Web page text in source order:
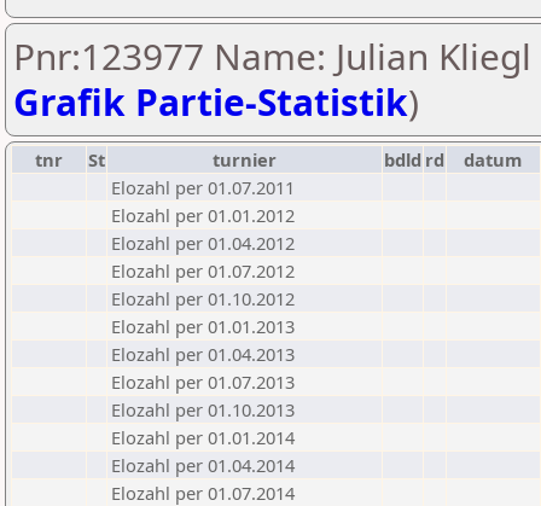
Pnr:123977 Name: Julian Kliegl
Grafik Partie-Statistik)
tnr St turnier bdld rd
datum
Elozahl per 01.07.2011
Elozahl per 01.01.2012
Elozahl per 01.04.2012
Elozahl per 01.07.2012
Elozahl per 01.10.2012
Elozahl per 01.01.2013
Elozahl per 01.04.2013
Elozahl per 01.07.2013
Elozahl per 01.10.2013
Elozahl per 01.01.2014
Elozahl per 01.04.2014
Elozahl per 01.07.2014